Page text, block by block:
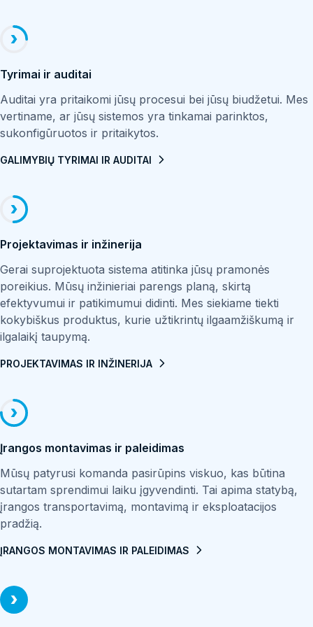
taip pat karšto vandens ruošimo bei pastatų šildymo
sistemos.
Garo ir oro šildytuvai
Šie įrenginiai yra skirti efektyviai orui ar kitoms dujoms
šildyti įvairiose pramonės srityse, tam naudojant garą ir
užtikrinant tikslų temperatūros valdymą. Panaudodami
garo energiją, šie šildytuvai padidina proceso efektyvumą,
sumažina energijai skirtas išlaidas. Jie paprastai naudojami
arba kaip drėkinimo sistema (tiesioginis sąlytis).
Akumuliaciniai garo ir vandens šildytuvai
įsotintam garui skirstomuoju vamzdynu keliaujant tolyn pas
kolektorius suteikia galimybę nuo sistemos atjungti kelis
naudotojus, tačiau neuždaryti visos sistemos.
Tyrimai ir auditai
Auditai yra pritaikomi jūsų procesui bei jūsų biudžetui. Mes
vertiname, ar jūsų sistemos yra tinkamai parinktos,
sukonfigūruotos ir pritaikytos.
GALIMYBIŲ TYRIMAI IR AUDITAI
Projektavimas ir inžinerija
Gerai suprojektuota sistema atitinka jūsų pramonės
poreikius. Mūsų inžinieriai parengs planą, skirtą
efektyvumui ir patikimumui didinti. Mes siekiame tiekti
kokybiškus produktus, kurie užtikrintų ilgaamžiškumą ir
ilgalaikį taupymą.
PROJEKTAVIMAS IR INŽINERIJA
Įrangos montavimas ir paleidimas
Mūsų patyrusi komanda pasirūpins viskuo, kas būtina
sutartam sprendimui laiku įgyvendinti. Tai apima statybą,
įrangos transportavimą, montavimą ir eksploatacijos
pradžią.
ĮRANGOS MONTAVIMAS IR PALEIDIMAS